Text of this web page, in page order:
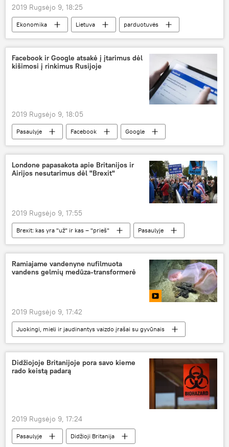
2019 Rugsėjo 9, 18:25
Ekonomika Lietuva
parduotuvės
Krasnojarskas
prekybos tinklas
Facebook ir Google atsakė į įtarimus dėl
kišimosi į rinkimus Rusijoje
2019 Rugsėjo 9, 18:05
Pasaulyje Facebook
Google
rinkimai
Londone papasakota apie Britanijos ir
Airijos nesutarimus dėl "Brexit"
2019 Rugsėjo 9, 17:55
Brexit: kas yra "už" ir kas – "prieš"
Pasaulyje
Didžioji Britanija
Airija
Brexit
Londonas
Ramiajame vandenyne nufilmuota
vandens gelmių medūza-transformerė
2019 Rugsėjo 9, 17:42
Juokingi, mieli ir jaudinantys vaizdo įrašai su gyvūnais
Multimedia
vandenynas
jūrų gyvūnai
biologinė įvairovė
Didžiojoje Britanijoje pora savo kieme
rado keistą padarą
2019 Rugsėjo 9, 17:24
Pasaulyje
Didžioji Britanija